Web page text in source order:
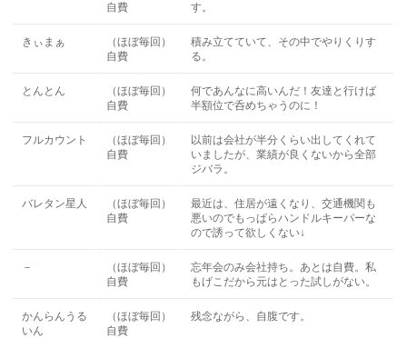
自費
す。
きぃまぁ
（ほぼ毎回）
自費
積み立てていて、その中でやりくりす
る。
とんとん
（ほぼ毎回）
自費
何であんなに高いんだ！友達と行けば
半額位で呑めちゃうのに！
フルカウント
（ほぼ毎回）
自費
以前は会社が半分くらい出してくれて
いましたが、業績が良くないから全部
ジバラ。
バレタン星人
（ほぼ毎回）
自費
最近は、住居が遠くなり、交通機関も
悪いのでもっぱらハンドルキーパーな
ので誘って欲しくない↓
－
（ほぼ毎回）
自費
忘年会のみ会社持ち。あとは自費。私
もげこだから元はとった試しがない。
かんらんうる
いん
（ほぼ毎回）
自費
残念ながら、自腹です。